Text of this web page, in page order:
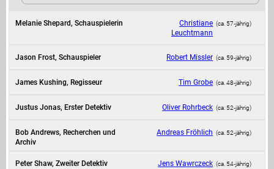
Melanie Shepard, Schauspielerin
Christiane
Leuchtmann
(ca. 57‑jährig)
Jason Frost, Schauspieler Robert Missler (ca. 59‑jährig)
James Kushing, Regisseur Tim Grobe (ca. 48‑jährig)
Justus Jonas, Erster Detektiv Oliver Rohrbeck (ca. 52‑jährig)
Bob Andrews, Recherchen und
Archiv
Andreas Fröhlich (ca. 52‑jährig)
Peter Shaw, Zweiter Detektiv Jens Wawrczeck (ca. 54‑jährig)